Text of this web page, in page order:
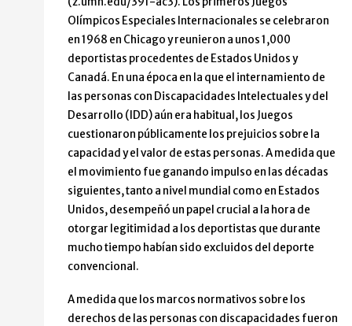
Olímpicos Especiales Internacionales se celebraron
en 1968 en Chicago y reunieron a unos 1,000
deportistas procedentes de Estados Unidos y
Canadá. En una época en la que el internamiento de
las personas con Discapacidades Intelectuales y del
Desarrollo (IDD) aún era habitual, los Juegos
cuestionaron públicamente los prejuicios sobre la
capacidad y el valor de estas personas. A medida que
el movimiento fue ganando impulso en las décadas
siguientes, tanto a nivel mundial como en Estados
Unidos, desempeñó un papel crucial a la hora de
otorgar legitimidad a los deportistas que durante
mucho tiempo habían sido excluidos del deporte
convencional.
A medida que los marcos normativos sobre los
derechos de las personas con discapacidades fueron